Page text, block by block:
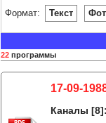
Формат: Текст
22 программы
17-09-
Каналы [8]: